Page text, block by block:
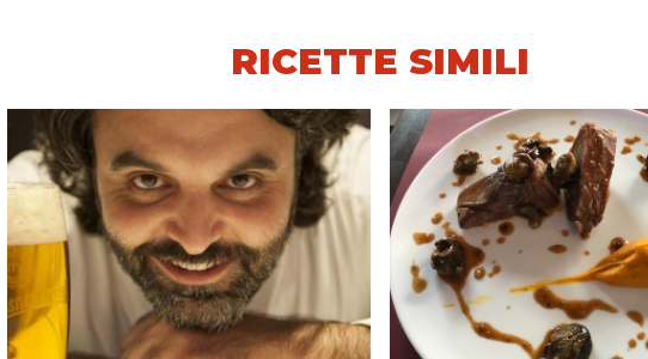
RICETTE SIMILI